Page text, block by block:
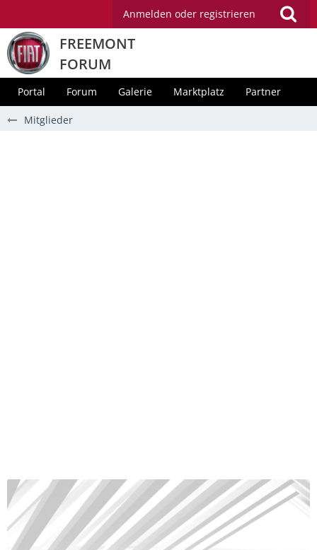
Anmelden oder registrieren
FREEMONT
FORUM
Portal Forum Galerie Marktplatz Partner
Mitglieder